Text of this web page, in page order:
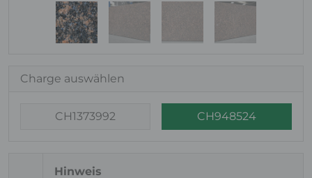
Charge auswählen
CH1373992 CH948524